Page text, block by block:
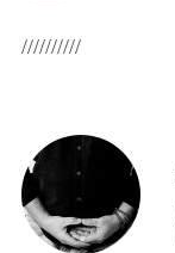
//////////
S
r
f
o